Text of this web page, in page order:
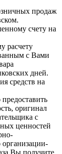
продаж
счету на
расчету
с Вами
дней.
средств на
оригинал
с
ценностей
Вы получите